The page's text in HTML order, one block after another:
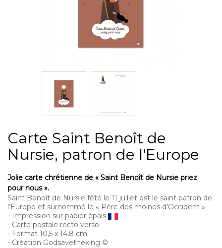
Carte Saint Benoît de
Nursie, patron de l'Europe
Jolie carte chrétienne de « Saint Benoît de Nursie priez
pour nous ».
Saint Benoît de Nursie fêté le 11 juillet est le saint patron de
l’Europe et surnommé le « Père des moines d’Occident ».
- Impression sur papier épais
- Carte postale recto verso
- Format 10,5 x 14,8 cm
- Création Godsavetheking ©